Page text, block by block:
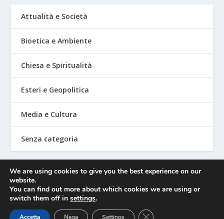
Attualità e Società
Bioetica e Ambiente
Chiesa e Spiritualità
Esteri e Geopolitica
Media e Cultura
Senza categoria
Mediafighter
We are using cookies to give you the best experience on our
website.
You can find out more about which cookies we are using or
switch them off in settings.
Accetta Nega Settings CLOSE GDPR COOKIE